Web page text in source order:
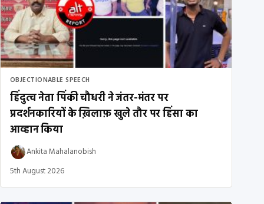
OBJECTIONABLE SPEECH
हिंदुत्व नेता पिंकी चौधरी ने जंतर-मंतर पर
प्रदर्शनकारियों के ख़िलाफ़ खुले तौर पर हिंसा का
आव्हान किया
Ankita Mahalanobish
5th August 2026